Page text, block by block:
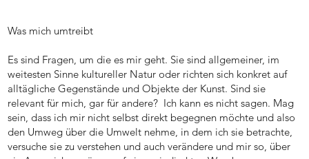
Was mich umtreibt
Es sind Fragen, um die es mir geht. Sie sind allgemeiner, im
weitesten Sinne kultureller Natur oder richten sich konkret auf
alltägliche Gegenstände und Objekte der Kunst. Sind sie
relevant für mich, gar für andere? Ich kann es nicht sagen. Mag
sein, dass ich mir nicht selbst direkt begegnen möchte und also
den Umweg über die Umwelt nehme, in dem ich sie betrachte,
versuche sie zu verstehen und auch verändere und mir so, über